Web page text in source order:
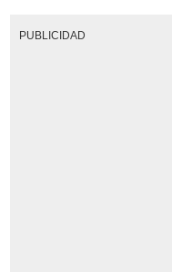
PUBLICIDAD